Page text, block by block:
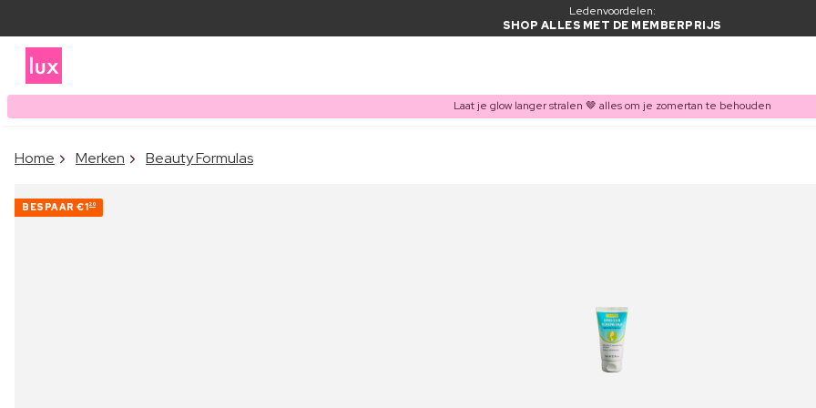
Ledenvoordelen:
SHOP ALLES MET DE MEMBERPRIJS
Laat je glow langer stralen 🤎 alles om je zomertan te behouden
Home Merken Beauty Formulas
BESPAAR €120